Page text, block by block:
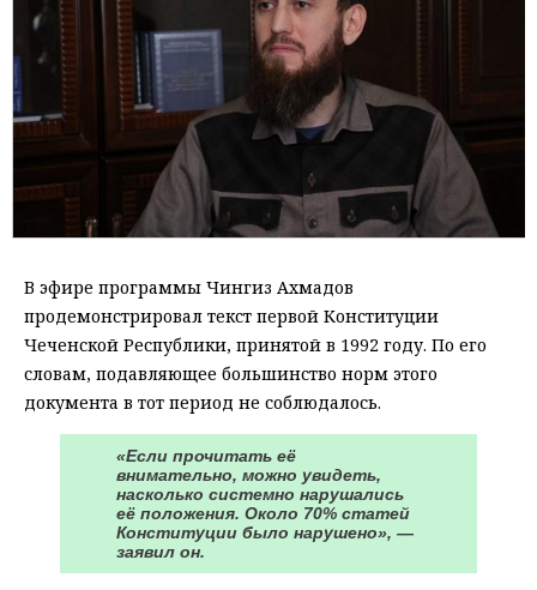
В эфире программы Чингиз Ахмадов
продемонстрировал текст первой Конституции
Чеченской Республики, принятой в 1992 году. По его
словам, подавляющее большинство норм этого
документа в тот период не соблюдалось.
«Если прочитать её
внимательно, можно увидеть,
насколько системно нарушались
её положения. Около 70% статей
Конституции было нарушено», —
заявил он.